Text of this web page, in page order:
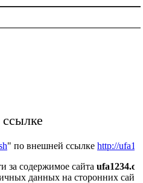
" по внешней ссылке http://
за содержимое сайта ufa1234.co
данных на сторонних